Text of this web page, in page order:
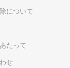
について
たって
せ